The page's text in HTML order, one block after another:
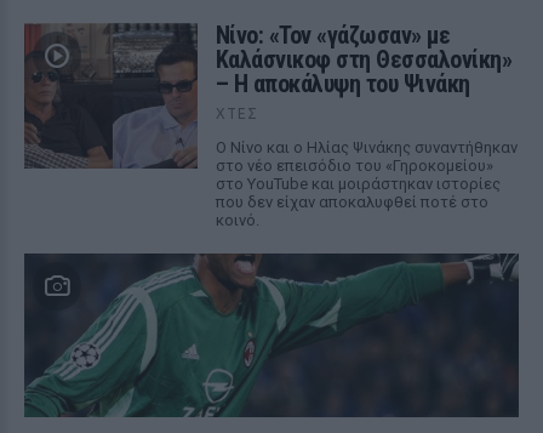
Νίνο: «Τον «γάζωσαν» με
Καλάσνικοφ στη Θεσσαλονίκη»
– Η αποκάλυψη του Ψινάκη
ΧΤΕΣ
Ο Νίνο και ο Ηλίας Ψινάκης συναντήθηκαν
στο νέο επεισόδιο του «Γηροκομείου»
στο YouTube και μοιράστηκαν ιστορίες
που δεν είχαν αποκαλυφθεί ποτέ στο
κοινό.